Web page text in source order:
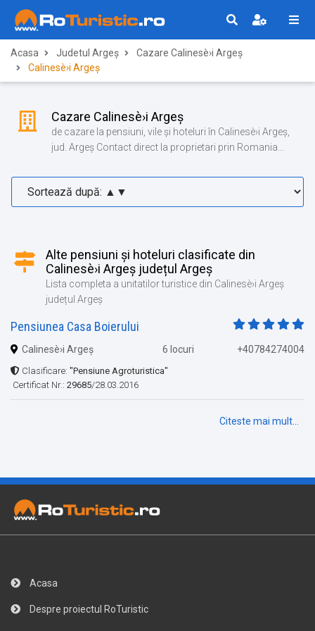
Acasa Judetul Argeș
Cazare Calinesè›i Argeș
Calinesè›i Argeș
Cazare Calinesè›i Argeș
de cazare la pensiuni, vile și hoteluri în Calinesè›i Argeș,
jud. Argeș Contact direct la proprietari prin Romania
Alte pensiuni și hoteluri clasificate din
Calinesè›i Argeș județul Argeș
Lista completa a unitatilor turistice din Calinesè›i Argeș
județul Argeș
Pensiunea Casa Boierului
Calinesè›i Argeș 6 locuri +40784274004
Clasificare: "Pensiune Agroturistica"
Certificat Nr.: 29685/28.03.2016
Citeste mai mult...
Acasa
Despre proiectul RoTuristic